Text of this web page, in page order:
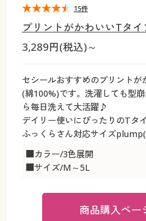
大きいサイズ レディース下着
大きいサイズ メンズ
大きいサイズ 事務・制服
カタログ
カタログ・チラシからのご
デジタルカタログ
カタログ無料プレゼント
大きいサイズ メンズ
大きいサイズ 事務・制服
カタログ
カタログ無料プレゼント
会員メニュー
マイページ
閲覧履歴
プリントがかわいいTタ
3,289円(税込)～
セシールおすすめのプリント
(綿100%)です。洗濯しても型
ら毎日洗えて大活躍♪
デイリー使いにぴったりのTタ
ふっくらさん対応サイズplump(
■カラー/3色展開
■サイズ/M～5L
15件
商品購入ペー